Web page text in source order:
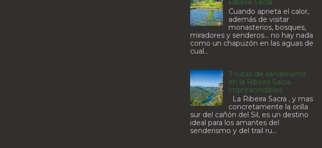
Ribeira Sacra
Cuando aprieta el calor,
además de visitar
monasterios, bosques,
miradores y senderos... no hay nada
como un chapuzón en las aguas de
cual...
7 rutas de senderismo
en la Ribeira Sacra
imprescindibles
La Ribeira Sacra , y mas
concretamente la orilla
sur del cañón del Sil, es un destino
ideal para los amantes del
senderismo y del trail ru...